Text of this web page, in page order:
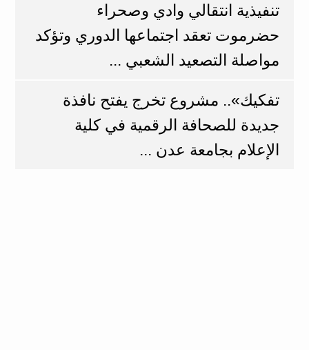
تنفيذية انتقالي وادي وصحراء
حضرموت تعقد اجتماعها الدوري وتؤكد
مواصلة التصعيد الشعبي ...
تفكيك».. مشروع تخرج يفتح نافذة
جديدة للصحافة الرقمية في كلية
الإعلام بجامعة عدن ...